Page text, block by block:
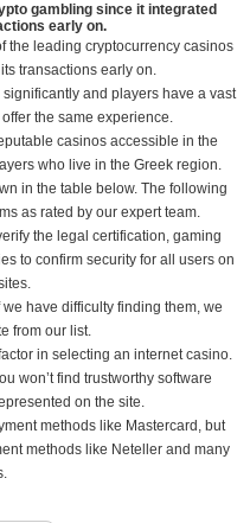
gambling since it integrated
early on.
the leading cryptocurrency casinos
transactions early on.
and players have a vast
the same experience.
casinos accessible in the
who live in the Greek region.
in the table below. The following
as rated by our expert team.
the legal certification, gaming
to confirm security for all users on
have difficulty finding them, we
from our list.
in selecting an internet casino.
won’t find trustworthy software
on the site.
methods like Mastercard, but
methods like Neteller and many